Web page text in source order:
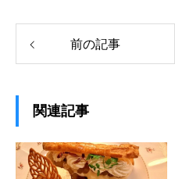
前の記事
関連記事